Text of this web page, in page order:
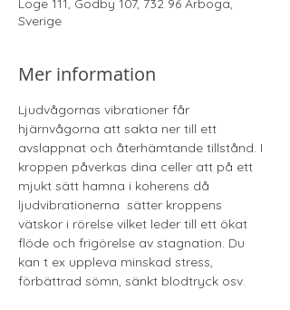
Loge 111, Godby 107, 732 96 Arboga,
Sverige
Mer information
Ljudvågornas vibrationer får
hjärnvågorna att sakta ner till ett
avslappnat och återhämtande tillstånd. I
kroppen påverkas dina celler att på ett
mjukt sätt hamna i koherens då
ljudvibrationerna  sätter kroppens
vätskor i rörelse vilket leder till ett ökat
flöde och frigörelse av stagnation. Du
kan t ex uppleva minskad stress,
förbättrad sömn, sänkt blodtryck osv.